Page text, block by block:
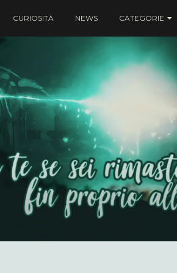
CURIOSITÀ NEWS CATEGORIE
rimasto